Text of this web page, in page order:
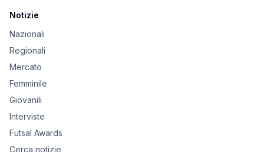
Notizie
Nazionali
Regionali
Mercato
Femminile
Giovanili
Interviste
Futsal Awards
Cerca notizie